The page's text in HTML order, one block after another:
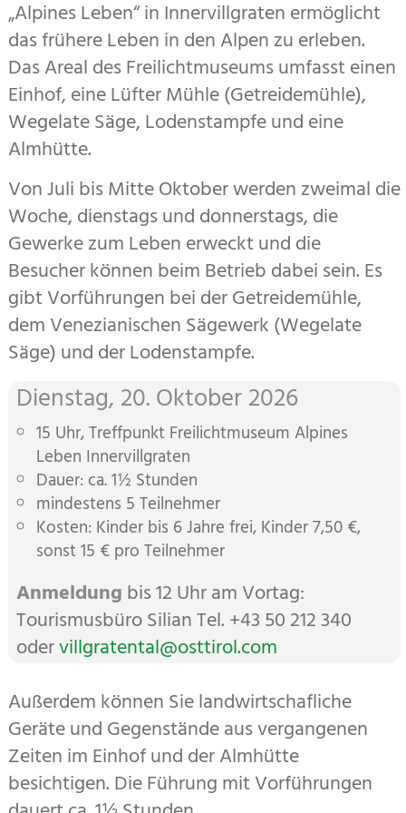
„Alpines Leben“ in Innervillgraten ermöglicht
das frühere Leben in den Alpen zu erleben.
Das Areal des Freilicht­mu­seums um­fasst einen
Einhof, eine Lüfter Mühle (Ge­trei­de­mühle),
Wegelate Säge, Lodenstampfe und eine
Almhütte.
Von Juli bis Mitte Oktober werden zweimal die
Woche, dienstags und donner­stags, die
Gewerke zum Leben erweckt und die
Besucher können beim Betrieb dabei sein. Es
gibt Vorführungen bei der Ge­trei­de­mühle,
dem Vene­zianischen Säge­werk (Wegelate
Säge) und der Loden­stampfe.
Dienstag, 20. Oktober 2026
15 Uhr, Treffpunkt Frei­licht­museum Alpines
Leben Inner­villgraten
Dauer: ca. 1½ Stunden
mindestens 5 Teilnehmer
Kosten: Kinder bis 6 Jahre frei, Kinder 7,50 €,
sonst 15 € pro Teilnehmer
Anmeldungbis 12 Uhr am Vor­tag:
Tourismusbüro Silian Tel. +43 50 212 340
odervillgratental@osttirol.com
Außerdem können Sie landwirtschafliche
Geräte und Gegenstände aus vergangenen
Zeiten im Einhof und der Almhütte
besichtigen. Die Führung mit Vorführungen